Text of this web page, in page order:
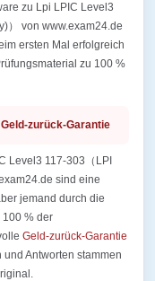
zu Lpi LPIC Level3
） von www.exam24.de
ersten Mal erfolgreich
zu 100 %
zurück-Garantie
Level3 117-303（LPI
sind eine
jemand durch die
% der
Geld-zurück-Garantie
Antworten stammen